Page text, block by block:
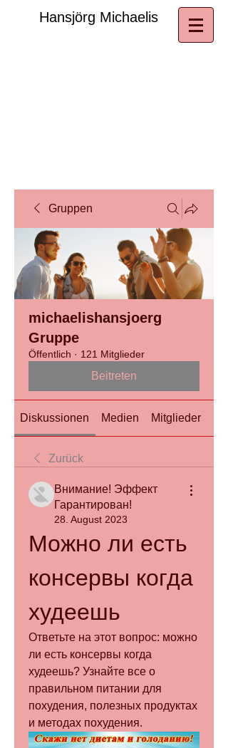
​Hansjörg Michaelis
Gruppen
michaelishansjoerg
Gruppe
Öffentlich · 121 Mitglieder
Beitreten
Diskussionen Medien Mitglieder
Zurück
Внимание! Эффект
Гарантирован!
28. August 2023
Можно ли есть
консервы когда
худеешь
Ответьте на этот вопрос: можно
ли есть консервы когда
худеешь? Узнайте все о
правильном питании для
похудения, полезных продуктах
и методах похудения.